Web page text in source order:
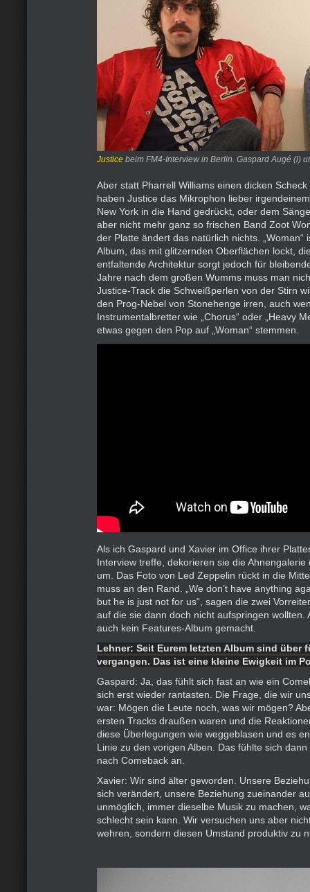
Justice beim FM4-Interview in Berlin. Gaspard Augé (l)
Aber statt Pharrell Williams einen dicken
haben Justice das Mikrophon lieber
New York in die Hand gedrückt, oder dem
aber nicht mehr ganz so frischen Band Zoot
der Platte ändert das natürlich nichts. „Woman“
Album, das mit glitzernden Oberflächen lockt,
entfaltende Architektur sorgt jedoch für
Jahre nach dem großen Wumms muss man
Justice-Track die Schweißperlen von der Stirn
den Prog-Nebel von Stonehenge irren, auch
Instrumentalbretter wie „Chorus“ oder „Heavy
etwas gegen den Pop auf „Woman“ stemmen.
Als ich Gaspard und Xavier im Office ihrer
Interview treffe, dekorieren sie die Ahnengalerie
um. Das Foto von Led Zeppelin rückt in die
muss an den Rand. „We don’t have anything
but he is just not for us“, sagen die zwei
auf die sie dann doch nicht aufspringen wollten.
auch kein Features-Album gemacht.
Lehner: Seit Eurem letzten Album sind über
vergangen. Das ist eine kleine Ewigkeit im
Gaspard: Ja, das fühlt sich fast an wie ein
sich erst wieder rantasten. Die Frage, die wir
war: Mögen die Leute noch, was wir mögen?
ersten Tracks draußen waren und die
diese Überlegungen wie weggeblasen und es
Linie zu den vorigen Alben. Das fühlte sich
nach Comeback an.
Xavier: Wir sind älter geworden. Unsere
sich verändert, unsere Beziehung zueinander
unmöglich, immer dieselbe Musik zu machen,
schlecht sein kann. Wir versuchen uns aber
wehren, sondern diesen Umstand produktiv zu